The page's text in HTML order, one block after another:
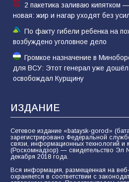
2 пакетика заливаю кипятком
новая: жир и нагар уходят без
По факту гибели ребенка на
возбуждено уголовное дело
Громкое назначение в
для ВСУ: Этот генерал уже
освобождал Курщину
ИЗДАНИЕ
Сетевое издание «bataysk-gorod»
зарегистрировано Федеральной
связи, информационных технологий и
(Роскомнадзор) — свидетельство Эл
декабря 2018 года.
Вся информация, размещенная на
охраняется в соответствии с